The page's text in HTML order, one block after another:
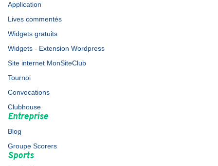
Application
Lives commentés
Widgets gratuits
Widgets - Extension Wordpress
Site internet MonSiteClub
Tournoi
Convocations
Clubhouse
Entreprise
Blog
Groupe Scorers
Sports